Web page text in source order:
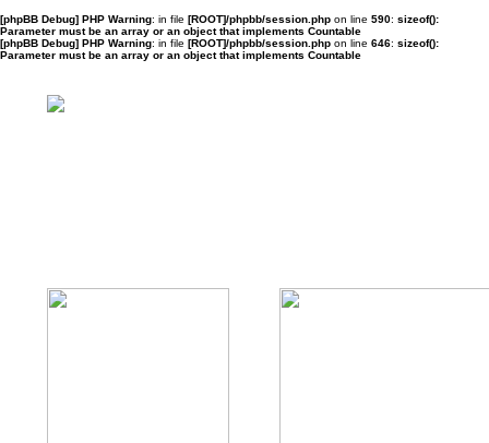
[phpBB Debug] PHP Warning: in file [ROOT]/phpbb/session.php on line 590: sizeof():
Parameter must be an array or an object that implements Countable
[phpBB Debug] PHP Warning: in file [ROOT]/phpbb/session.php on line 646: sizeof():
Parameter must be an array or an object that implements Countable